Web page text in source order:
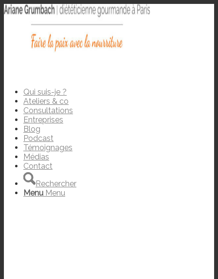
Qui suis-je ?
Ateliers & co
Consultations
Entreprises
Blog
Podcast
Témoignages
Médias
Contact
Rechercher
Menu Menu